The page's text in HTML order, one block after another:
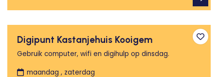
Digipunt Kastanjehuis Kooigem
Gebruik computer, wifi en digihulp op dinsdag.
maandag , zaterdag